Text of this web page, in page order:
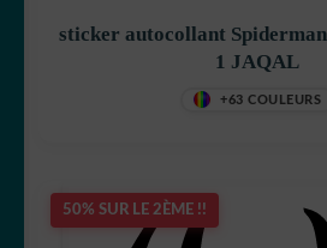
sticker autocollant
1 JAQAL
+63 COULEURS
50% SUR LE 2ÈME !!